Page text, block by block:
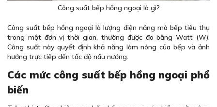
Công suất bếp hồng ngoại là gì?
Công suất bếp hồng ngoại là lượng điện năng mà bếp tiêu thụ
trong một đơn vị thời gian, thường được đo bằng Watt (W).
Công suất này quyết định khả năng làm nóng của bếp và ảnh
hưởng trực tiếp đến tốc độ nấu nướng.
Các mức công suất bếp hồng ngoại phổ
biến